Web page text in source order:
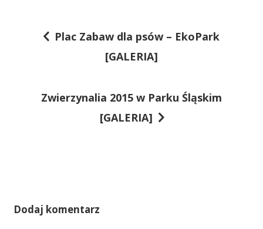
a
Plac Zabaw dla psów – EkoPark
[GALERIA]
Zwierzynalia 2015 w Parku Śląskim
[GALERIA]
Dodaj komentarz